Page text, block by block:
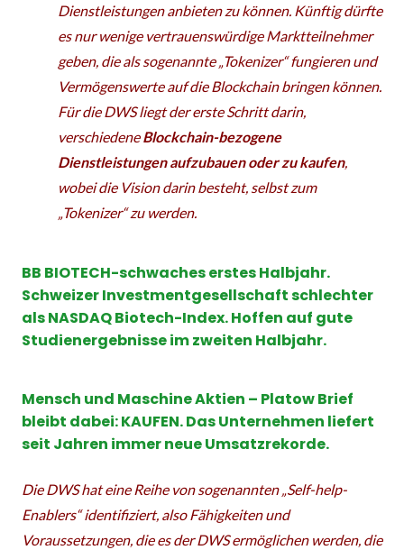
Dienstleistungen anbieten zu können. Künftig dürfte
es nur wenige vertrauenswürdige Marktteilnehmer
geben, die als sogenannte „Tokenizer“ fungieren und
Vermögenswerte auf die Blockchain bringen können.
Für die DWS liegt der erste Schritt darin,
verschiedeneBlockchain-bezogene
Dienstleistungen aufzubauen oder zu kaufen,
wobei die Vision darin besteht, selbst zum
„Tokenizer“ zu werden.
BB BIOTECH-schwaches erstes Halbjahr.
Schweizer Investmentgesellschaft schlechter
als NASDAQ Biotech-Index. Hoffen auf gute
Studienergebnisse im zweiten Halbjahr.
Mensch und Maschine Aktien – Platow Brief
bleibt dabei: KAUFEN. Das Unternehmen liefert
seit Jahren immer neue Umsatzrekorde.
Die DWS hat eine Reihe von sogenannten „Self-help-
Enablers“ identifiziert, also Fähigkeiten und
Voraussetzungen, die es der DWS ermöglichen werden, die